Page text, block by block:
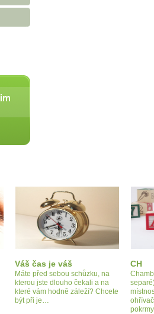
Váš čas je váš
Máte před sebou schůzku, na
kterou jste dlouho čekali a na
které vám hodně záleží? Chcete
být při je…
CH